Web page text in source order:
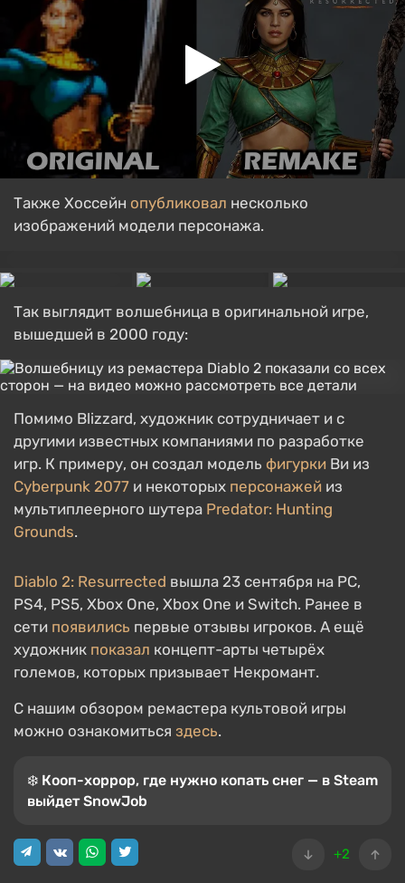
Также Хоссейн опубликовал несколько
изображений модели персонажа.
Так выглядит волшебница в оригинальной игре,
вышедшей в 2000 году:
Помимо Blizzard, художник сотрудничает и с
другими известных компаниями по разработке
игр. К примеру, он создал модель фигурки Ви из
Cyberpunk 2077 и некоторых персонажей из
мультиплеерного шутера Predator: Hunting
Grounds.
Diablo 2: Resurrected вышла 23 сентября на PC,
PS4, PS5, Xbox One, Xbox One и Switch. Ранее в
сети появились первые отзывы игроков. А ещё
художник показал концепт-арты четырёх
големов, которых призывает Некромант.
С нашим обзором ремастера культовой игры
можно ознакомиться здесь.
❄️ Кооп-хоррор, где нужно копать снег — в Steam
выйдет SnowJob
+2